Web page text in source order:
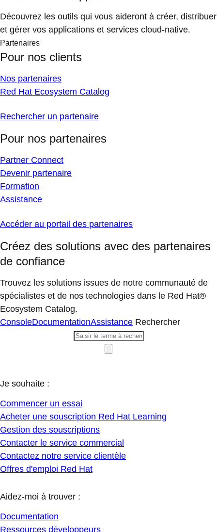
Découvrez les outils qui vous aideront à créer, distribuer
et gérer vos applications et services cloud-native.
Partenaires
Pour nos clients
Nos partenaires
Red Hat Ecosystem Catalog
Rechercher un partenaire
Pour nos partenaires
Partner Connect
Devenir partenaire
Formation
Assistance
Accéder au portail des partenaires
Créez des solutions avec des partenaires
de confiance
Trouvez les solutions issues de notre communauté de
spécialistes et de nos technologies dans le Red Hat®
Ecosystem Catalog.
ConsoleDocumentationAssistance Rechercher
Je souhaite :
Commencer un essai
Acheter une souscription Red Hat Learning
Gestion des souscriptions
Contacter le service commercial
Contactez notre service clientèle
Offres d'emploi Red Hat
Aidez-moi à trouver :
Documentation
Ressources développeurs